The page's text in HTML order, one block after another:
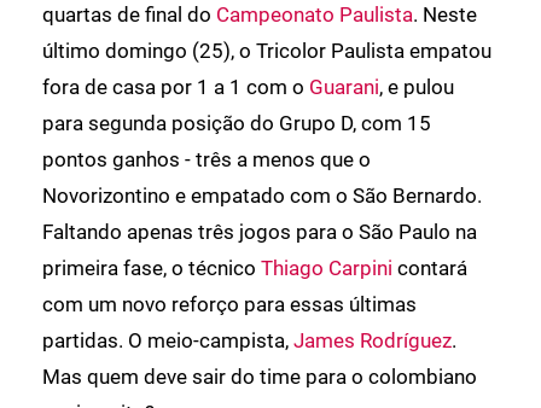
quartas de final do Campeonato Paulista. Neste
último domingo (25), o Tricolor Paulista empatou
fora de casa por 1 a 1 com o Guarani, e pulou
para segunda posição do Grupo D, com 15
pontos ganhos - três a menos que o
Novorizontino e empatado com o São Bernardo.
Faltando apenas três jogos para o São Paulo na
primeira fase, o técnico Thiago Carpini contará
com um novo reforço para essas últimas
partidas. O meio-campista, James Rodríguez.
Mas quem deve sair do time para o colombiano